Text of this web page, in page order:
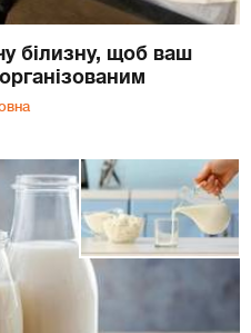
білизну, щоб ваш